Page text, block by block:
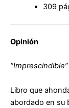
309
Opinión
“Imprescindible”
Libro que
abordado en su